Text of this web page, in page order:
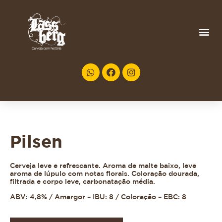
Pilsen
Cerveja leve e refrescante. Aroma de malte baixo, leve
aroma de lúpulo com notas florais. Coloração dourada,
filtrada e corpo leve, carbonatação média.
ABV: 4,8% / Amargor – IBU: 8 / Coloração – EBC: 8